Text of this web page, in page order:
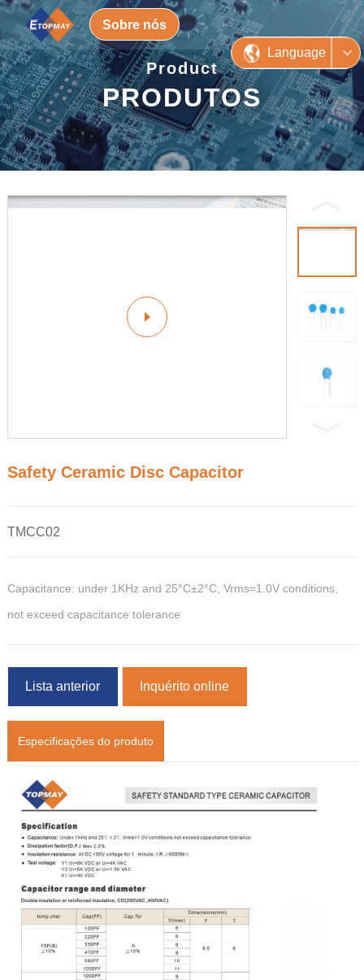
Sobre nós
Language
Product
PRODUTOS
Safety Ceramic Disc Capacitor
TMCC02
Capacitance: under 1KHz and 25°C±2°C, Vrms=1.0V conditions,
not exceed capacitance tolerance
Lista anterior Inquérito online
Especificações do produto